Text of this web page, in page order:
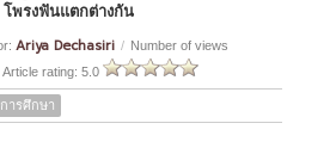
โพรงฟันแตกต่างกัน
Ariya Dechasiri / Number of views
Article rating: 5.0
ารศึกษา